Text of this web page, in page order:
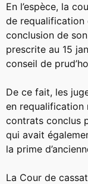
En l’espèce, la
de requalification
conclusion de
prescrite au 15
conseil de
De ce fait, les
en requalification
contrats conclus
qui avait
la prime
La Cour de